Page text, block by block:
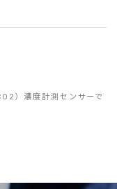
）濃度計測センサーで